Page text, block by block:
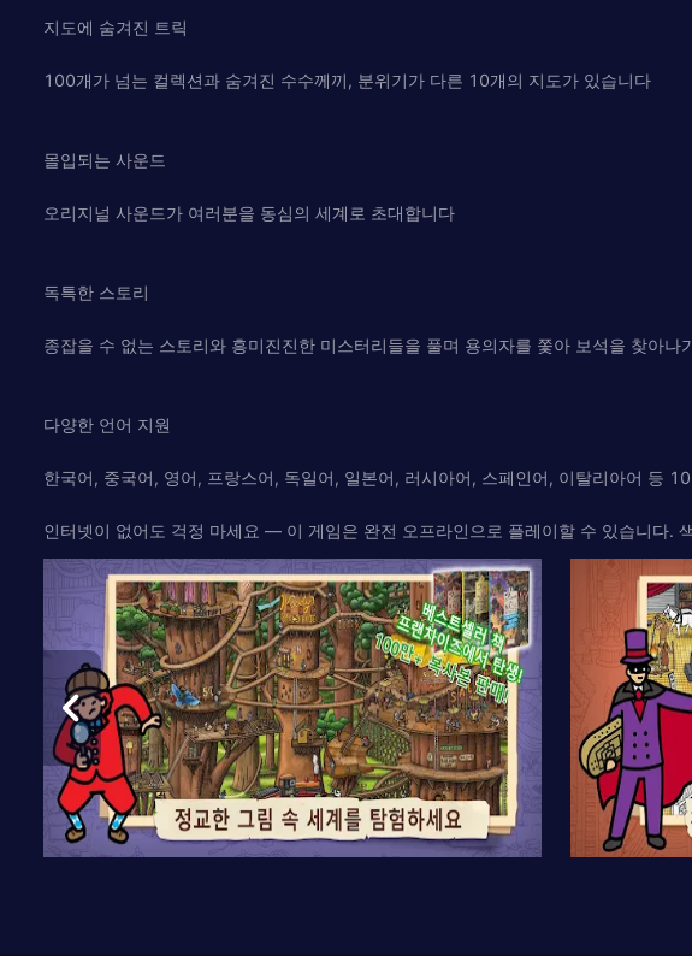
지도에 숨겨진 트릭
100개가 넘는 컬렉션과 숨겨진 수수께끼, 분위기가 다른 10개의 지도가 있습니다
몰입되는 사운드
오리지널 사운드가 여러분을 동심의 세계로 초대합니다
독특한 스토리
종잡을 수 없는 스토리와 흥미진진한 미스터리들을 풀며 용의자를 쫓아 보석을 찾아나
다양한 언어 지원
한국어, 중국어, 영어, 프랑스어, 독일어, 일본어, 러시아어, 스페인어, 이탈리아어 등
인터넷이 없어도 걱정 마세요 — 이 게임은 완전 오프라인으로 플레이할 수 있습니다.